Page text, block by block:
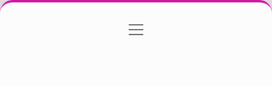
Gizlilik Politikası
menüyü